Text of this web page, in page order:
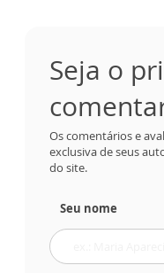
Seja o
Os comentários e
exclusiva de seus
do site.
Seu nome